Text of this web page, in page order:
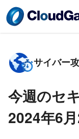
サイバー
今週のセ
2024年6